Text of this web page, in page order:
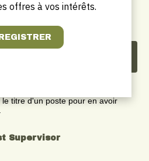
de
titre d'un poste pour en avoir
Supervisor
offres à vos intérêts.